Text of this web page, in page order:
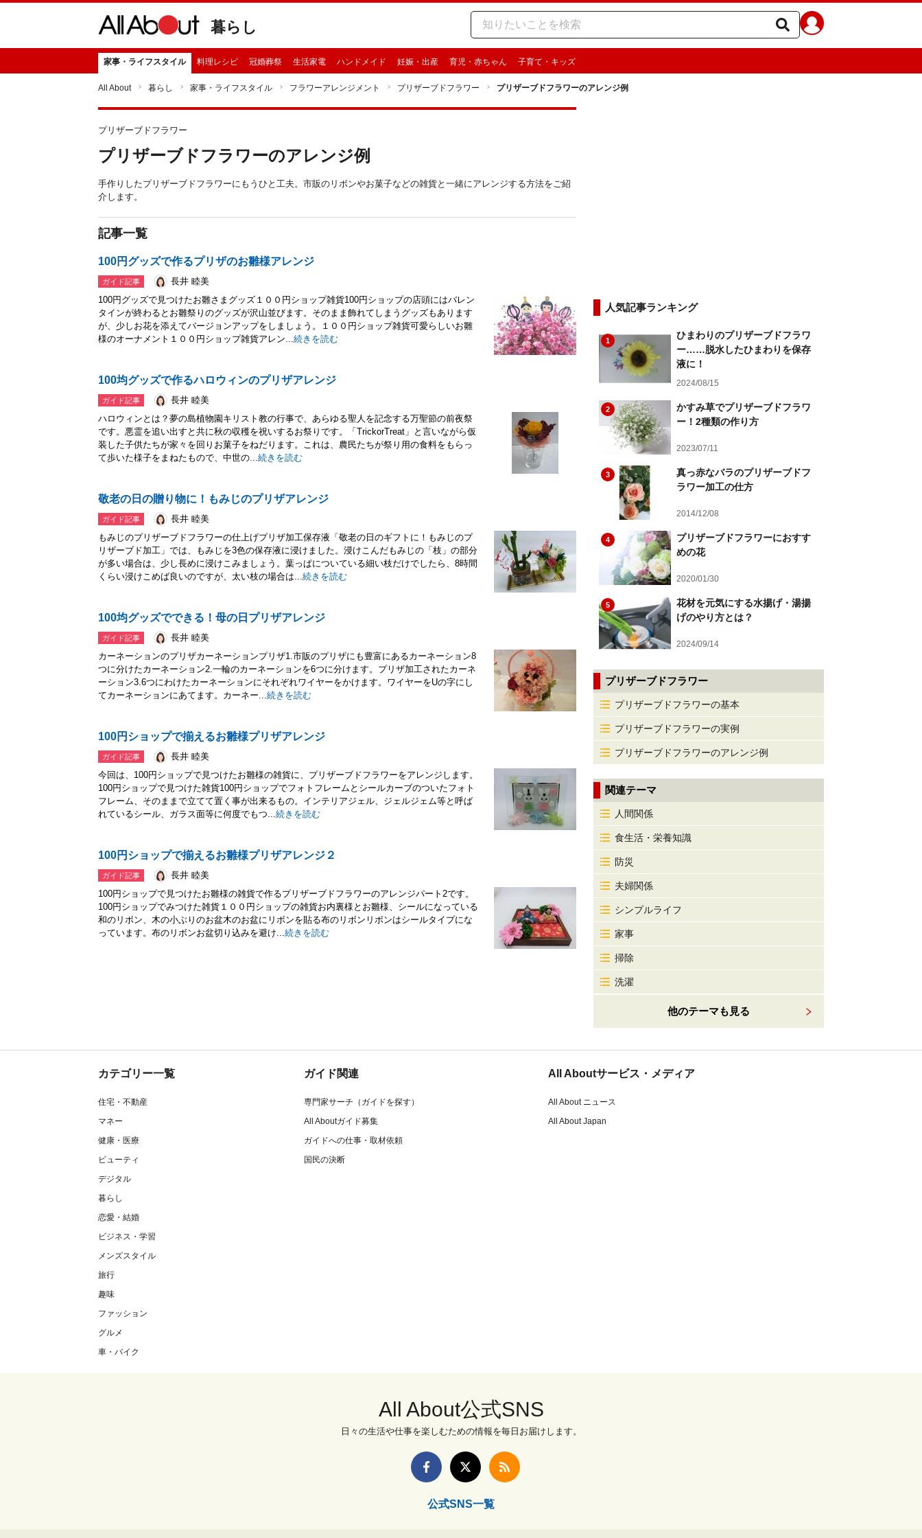
暮らし
家事・ライフスタイル 料理レシピ 冠婚葬祭 生活家電 ハンドメイド 妊娠・出産 育児・赤ちゃん 子育て・キッズ
All About 暮らし 家事・ライフスタイル フラワーアレンジメント プリザーブドフラワー プリザーブドフラワーのアレンジ例
プリザーブドフラワー
プリザーブドフラワーのアレンジ例
手作りしたプリザーブドフラワーにもうひと工夫。市販のリボンやお菓子などの雑貨と一緒にアレンジする方法をご紹
介します。
記事一覧
100円グッズで作るプリザのお雛様アレンジ
ガイド記事
長井 睦美
100円グッズで見つけたお雛さまグッズ１００円ショップ雑貨100円ショップの店頭にはバレン
タインが終わるとお雛祭りのグッズが沢山並びます。そのまま飾れてしまうグッズもあります
が、少しお花を添えてバージョンアップをしましょう。１００円ショップ雑貨可愛らしいお雛
様のオーナメント１００円ショップ雑貨アレン...続きを読む
100均グッズで作るハロウィンのプリザアレンジ
ガイド記事
長井 睦美
ハロウィンとは？夢の島植物園キリスト教の行事で、あらゆる聖人を記念する万聖節の前夜祭
です。悪霊を追い出すと共に秋の収穫を祝いするお祭りです。「TrickorTreat」と言いながら仮
装した子供たちが家々を回りお菓子をねだります。これは、農民たちが祭り用の食料をもらっ
て歩いた様子をまねたもので、中世の...続きを読む
敬老の日の贈り物に！もみじのプリザアレンジ
ガイド記事
長井 睦美
もみじのプリザーブドフラワーの仕上げプリザ加工保存液「敬老の日のギフトに！もみじのプ
リザーブド加工」では、もみじを3色の保存液に浸けました。浸けこんだもみじの「枝」の部分
が多い場合は、少し長めに浸けこみましょう。葉っぱについている細い枝だけでしたら、8時間
くらい浸けこめば良いのですが、太い枝の場合は...続きを読む
100均グッズでできる！母の日プリザアレンジ
ガイド記事
長井 睦美
カーネーションのプリザカーネーションプリザ1.市販のプリザにも豊富にあるカーネーション8
つに分けたカーネーション2.一輪のカーネーションを6つに分けます。プリザ加工されたカーネ
ーション3.6つにわけたカーネーションにそれぞれワイヤーをかけます。ワイヤーをUの字にし
てカーネーションにあてます。カーネー...続きを読む
100円ショップで揃えるお雛様プリザアレンジ
ガイド記事
長井 睦美
今回は、100円ショップで見つけたお雛様の雑貨に、プリザーブドフラワーをアレンジします。
100円ショップで見つけた雑貨100円ショップでフォトフレームとシールカーブのついたフォト
フレーム、そのままで立てて置く事が出来るもの。インテリアジェル、ジェルジェム等と呼ば
れているシール、ガラス面等に何度でもつ...続きを読む
100円ショップで揃えるお雛様プリザアレンジ２
ガイド記事
長井 睦美
100円ショップで見つけたお雛様の雑貨で作るプリザーブドフラワーのアレンジパート2です。
100円ショップでみつけた雑貨１００円ショップの雑貨お内裏様とお雛様、シールになっている
和のリボン、木の小ぶりのお盆木のお盆にリボンを貼る布のリボンリボンはシールタイプにな
っています。布のリボンお盆切り込みを避け...続きを読む
人気記事ランキング
1
ひまわりのプリザーブドフラワ
ー……脱水したひまわりを保存
液に！
2024/08/15
2
かすみ草でプリザーブドフラワ
ー！2種類の作り方
2023/07/11
3
真っ赤なバラのプリザーブドフ
ラワー加工の仕方
2014/12/08
4
プリザーブドフラワーにおすす
めの花
2020/01/30
5
花材を元気にする水揚げ・湯揚
げのやり方とは？
2024/09/14
プリザーブドフラワー
プリザーブドフラワーの基本
プリザーブドフラワーの実例
プリザーブドフラワーのアレンジ例
関連テーマ
人間関係
食生活・栄養知識
防災
夫婦関係
シンプルライフ
家事
掃除
洗濯
他のテーマも見る
カテゴリー一覧
住宅・不動産
マネー
健康・医療
ビューティ
デジタル
暮らし
恋愛・結婚
ビジネス・学習
メンズスタイル
旅行
趣味
ファッション
グルメ
車・バイク
ガイド関連
専門家サーチ（ガイドを探す）
All Aboutガイド募集
ガイドへの仕事・取材依頼
国民の決断
All Aboutサービス・メディア
All About ニュース
All About Japan
All About公式SNS
日々の生活や仕事を楽しむための情報を毎日お届けします。
公式SNS一覧